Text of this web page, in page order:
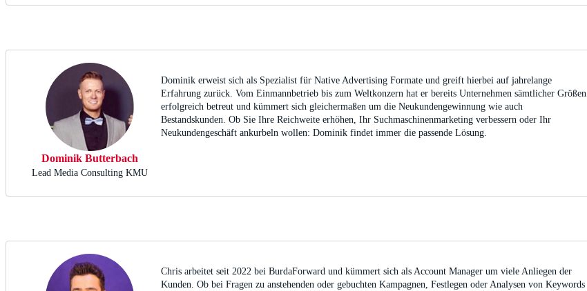
Dominik Butterbach
Lead Media Consulting KMU
Dominik erweist sich als Spezialist für Native Advertising Formate und greift hierbei auf jahrelange
Erfahrung zurück. Vom Einmannbetrieb bis zum Weltkonzern hat er bereits Unternehmen sämtlicher Größen
erfolgreich betreut und kümmert sich gleichermaßen um die Neukundengewinnung wie auch
Bestandskunden. Ob Sie Ihre Reichweite erhöhen, Ihr Suchmaschinenmarketing verbessern oder Ihr
Neukundengeschäft ankurbeln wollen: Dominik findet immer die passende Lösung.
Chris arbeitet seit 2022 bei BurdaForward und kümmert sich als Account Manager um viele Anliegen der
Kunden. Ob bei Fragen zu anstehenden oder gebuchten Kampagnen, Festlegen oder Analysen von Keywords